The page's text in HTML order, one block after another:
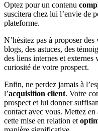
Optez pour un contenu
suscitera chez lui l’envie de
plateforme.
N’hésitez pas à proposer
blogs, des astuces, des
des liens internes et externes
curiosité de votre prospect.
Enfin, ne perdez jamais à
l’acquisition client. Votre
prospect et lui donner
contact avec vous. Mettez en
cette mise en relation et